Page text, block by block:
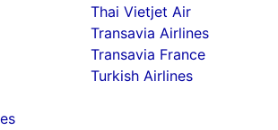
Thai Vietjet Air
Transavia Airlines
Transavia France
Turkish Airlines